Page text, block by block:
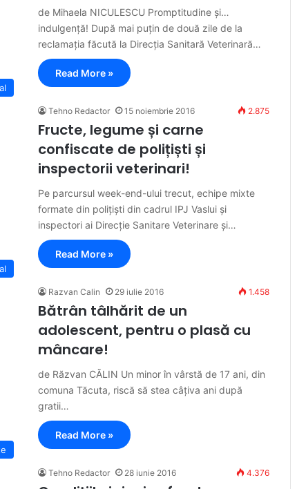
de Mihaela NICULESCU Promptitudine și…
indulgență! După mai puțin de două zile de la
reclamația făcută la Direcția Sanitară Veterinară…
Read More »
Tehno Redactor 15 noiembrie 2016 2.875
Fructe, legume și carne
confiscate de polițiști și
inspectorii veterinari!
Pe parcursul week-end-ului trecut, echipe mixte
formate din polițiști din cadrul IPJ Vaslui și
inspectori ai Direcție Sanitare Veterinare și…
Read More »
Razvan Calin 29 iulie 2016 1.458
Bătrân tâlhărit de un
adolescent, pentru o plasă cu
mâncare!
de Răzvan CĂLIN Un minor în vârstă de 17 ani, din
comuna Tăcuta, riscă să stea câțiva ani după
gratii…
Read More »
Tehno Redactor 28 iunie 2016 4.376